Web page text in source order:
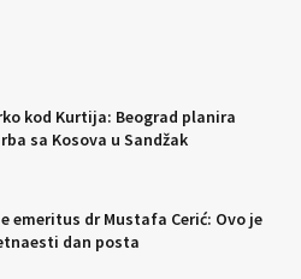
kod Kurtija: Beograd planira
sa Kosova u Sandžak
emeritus dr Mustafa Cerić: Ovo je
dan posta